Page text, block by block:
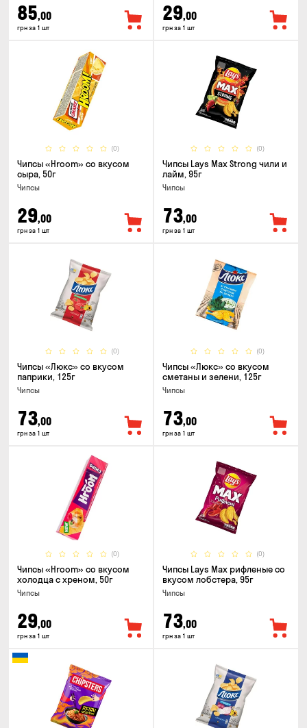
85,00
грн за 1 шт
29,00
грн за 1 шт
(0)
Чипсы «Hroom» со вкусом
сыра, 50г
Чипсы
29,00
грн за 1 шт
(0)
Чипсы Lays Max Strong чили и
лайм, 95г
Чипсы
73,00
грн за 1 шт
(0)
Чипсы «Люкс» со вкусом
паприки, 125г
Чипсы
73,00
грн за 1 шт
(0)
Чипсы «Люкс» со вкусом
сметаны и зелени, 125г
Чипсы
73,00
грн за 1 шт
(0)
Чипсы «Hroom» со вкусом
холодца с хреном, 50г
Чипсы
29,00
грн за 1 шт
(0)
Чипсы Lays Max рифленые со
вкусом лобстера, 95г
Чипсы
73,00
грн за 1 шт